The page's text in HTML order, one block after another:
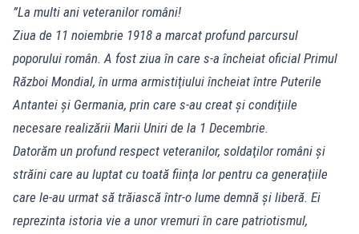
”La multi ani veteranilor români!
Ziua de 11 noiembrie 1918 a marcat profund parcursul
poporului român. A fost ziua în care s-a încheiat oficial Primul
Război Mondial, în urma armistiţiului încheiat între Puterile
Antantei şi Germania, prin care s-au creat şi condiţiile
necesare realizării Marii Uniri de la 1 Decembrie.
Datorăm un profund respect veteranilor, soldaţilor români şi
străini care au luptat cu toată fiinţa lor pentru ca generaţiile
care le-au urmat să trăiască într-o lume demnă şi liberă. Ei
reprezinta istoria vie a unor vremuri în care patriotismul,